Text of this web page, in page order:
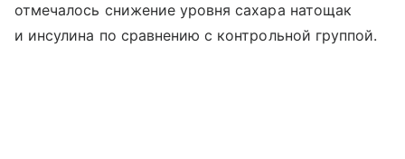
отмечалось снижение уровня сахара натощак
и инсулина по сравнению с контрольной группой.